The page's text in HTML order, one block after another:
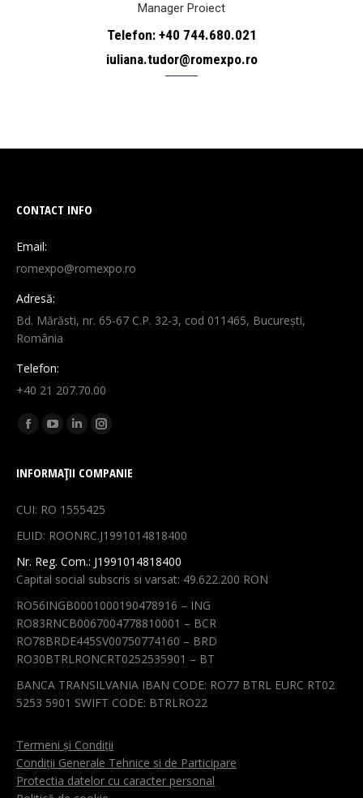
Manager Proiect
Telefon: +40 744.680.021
iuliana.tudor@romexpo.ro
CONTACT INFO
Email:
romexpo@romexpo.ro
Adresă:
Bd. Mărăsti, nr. 65-67 C.P. 32-3, cod 011465, București,
România
Telefon:
+40 21 207.70.00
Find us on:
Facebook
opens
new
window
YouTube
opens
new
window
Linkedin
opens
new
window
Instagram
opens
new
window
INFORMAȚII COMPANIE
CUI: RO 1555425
EUID: ROONRC.J1991014818400
Nr. Reg. Com.: J1991014818400
Capital social subscris si varsat: 49.622.200 RON
RO56INGB0001000190478916 – ING
RO83RNCB0067004778810001 – BCR
RO78BRDE445SV00750774160 – BRD
RO30BTRLRONCRT0252535901 – BT
BANCA TRANSILVANIA IBAN CODE: RO77 BTRL EURC RT02
5253 5901 SWIFT CODE: BTRLRO22
Termeni și Condiții
Condiții Generale Tehnice si de Participare
Protectia datelor cu caracter personal